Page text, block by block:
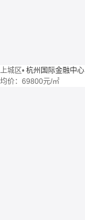
上城区• 杭州国际金融中心
均价： 69800元/㎡